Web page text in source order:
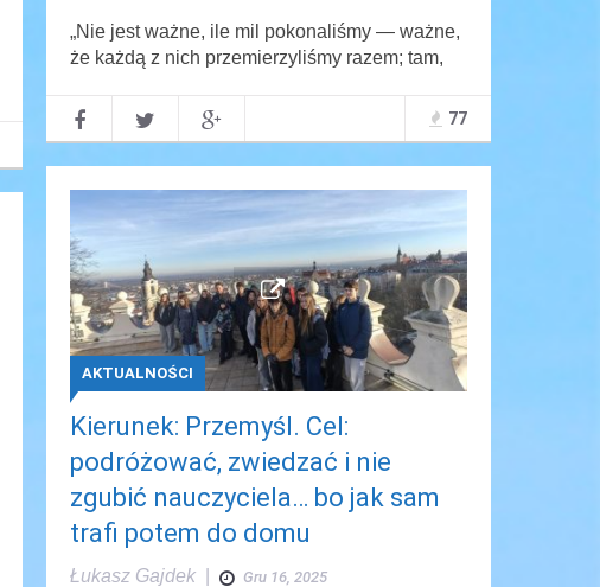
„Nie jest ważne, ile mil pokonaliśmy — ważne,
że każdą z nich przemierzyliśmy razem; tam,
77
AKTUALNOŚCI
Kierunek: Przemyśl. Cel:
podróżować, zwiedzać i nie
zgubić nauczyciela… bo jak sam
trafi potem do domu
Łukasz Gajdek Gru 16, 2025